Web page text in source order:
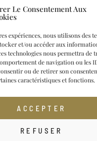
Le Consentement Aux
expériences, nous utilisons des
et/ou accéder aux
technologies nous permettra de
de navigation ou les
ou de retirer son
caractéristiques et fonctions.
ACCEPTER
REFUSER
Contact
contact@lavoixdelesprit.com
l’Esprit –Mentions Légales–
– Ressources